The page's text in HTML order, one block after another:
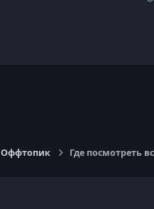
Оффтопик Где посмотреть